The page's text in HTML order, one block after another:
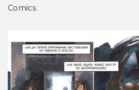
Comics.